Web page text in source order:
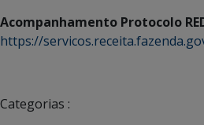
Acompanhamento Protocolo
https://
Categorias :